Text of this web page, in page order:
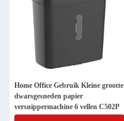
Home Office Gebruik Kleine grootte
dwarsgesneden papier
versnippermachine 6 vellen C502P